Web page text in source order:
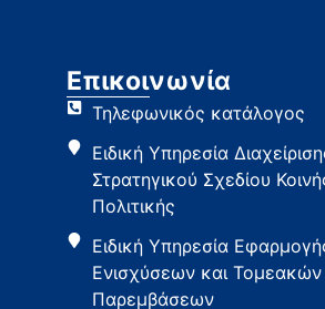
Επικοινωνία
Τηλεφωνικός κατάλογος
Ειδική Υπηρεσία
Στρατηγικού Σχεδίου
Πολιτικής
Ειδική Υπηρεσία
Ενισχύσεων και Τομεακών
Παρεμβάσεων